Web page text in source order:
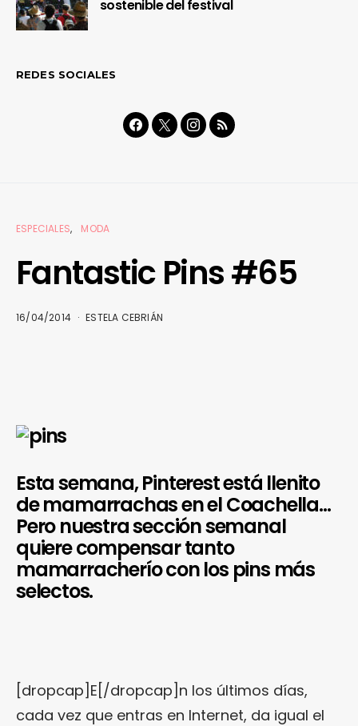
sostenible del festival
REDES SOCIALES
ESPECIALES MODA
Fantastic Pins #65
16/04/2014 ESTELA CEBRIÁN
Esta semana, Pinterest está llenito
de mamarrachas en el Coachella…
Pero nuestra sección semanal
quiere compensar tanto
mamarracherío con los pins más
selectos.
[dropcap]E[/dropcap]n los últimos días,
cada vez que entras en Internet, da igual el